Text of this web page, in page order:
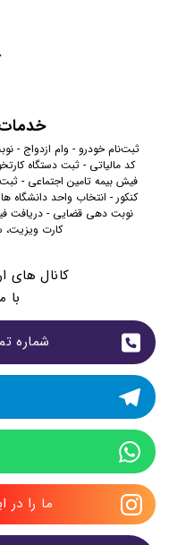
ثبت‌نام خودرو - وام ازدواج -
کد مالیاتی - ثبت دستگاه
فیش بیمه تامین اجتماعی -
کنکور - انتخاب واحد دانشگاه
نوبت دهی قضایی - دریافت
کارت ویزیت،
کانال های
با
شماره
ما را در